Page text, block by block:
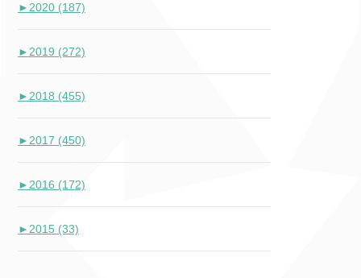
► 2020 (187)
► 2019 (272)
► 2018 (455)
► 2017 (450)
► 2016 (172)
► 2015 (33)